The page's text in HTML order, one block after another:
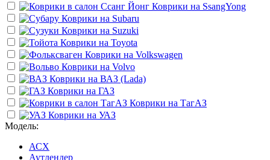
Коврики на SsangYong
Коврики на Subaru
Коврики на Suzuki
Коврики на Toyota
Коврики на Volkswagen
Коврики на Volvo
Коврики на ВАЗ (Lada)
Коврики на ГАЗ
Коврики на ТагАЗ
Коврики на УАЗ
Модель:
АСХ
Аутлендер